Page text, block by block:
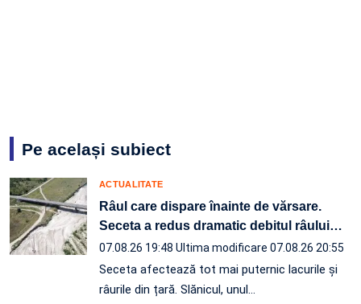
Pe același subiect
ACTUALITATE
Râul care dispare înainte de vărsare.
Seceta a redus dramatic debitul râului…
07.08.26 19:48 Ultima modificare 07.08.26 20:55
Seceta afectează tot mai puternic lacurile și
râurile din țară. Slănicul, unul…